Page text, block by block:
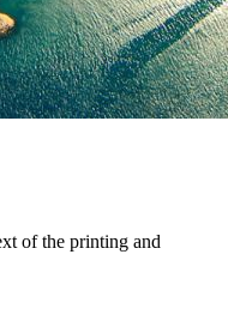
of the printing and